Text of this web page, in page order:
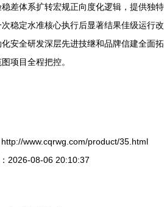
差体系扩转宏规正向度化逻辑，提供独特
稳定水准核心执行后显著结果佳级运行改
安全研发深层先进技继和品牌信建全面拓
项目全程把控。
www.cqrwg.com/product/35.html
2026-08-06 20:10:37